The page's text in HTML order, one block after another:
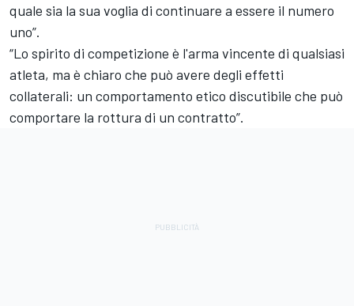
quale sia la sua voglia di continuare a essere il numero
uno”.
“Lo spirito di competizione è l'arma vincente di qualsiasi
atleta, ma è chiaro che può avere degli effetti
collaterali: un comportamento etico discutibile che può
comportare la rottura di un contratto”.